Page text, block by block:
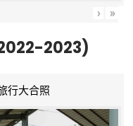
› »
2023)
行大合照